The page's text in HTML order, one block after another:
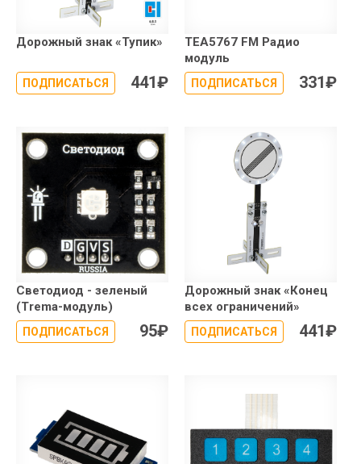
Дорожный знак «Тупик»
ПОДПИСАТЬСЯ 441₽
TEA5767 FM Радио
модуль
ПОДПИСАТЬСЯ 331₽
Светодиод - зеленый
(Trema-модуль)
ПОДПИСАТЬСЯ 95₽
Дорожный знак «Конец
всех ограничений»
ПОДПИСАТЬСЯ 441₽